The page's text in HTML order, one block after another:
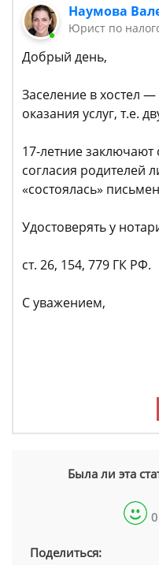
Наумова
Юрист по
Добрый день,
Заселение в хостел
оказания услуг, т.е.
17-летние заключают
согласия родителей
«состоялась»
Удостоверять у
ст. 26, 154, 779 ГК РФ.
С уважением,
Была ли эта
0
Поделиться: